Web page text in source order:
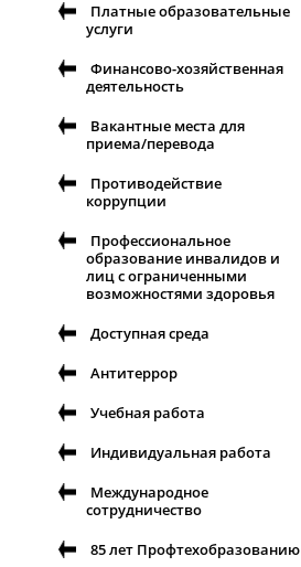
Платные образовательные
услуги
Финансово-хозяйственная
деятельность
Вакантные места для
приема/перевода
Противодействие
коррупции
Профессиональное
образование инвалидов и
лиц с ограниченными
возможностями здоровья
Доступная среда
Антитеррор
Учебная работа
Индивидуальная работа
Международное
сотрудничество
85 лет Профтехобразованию